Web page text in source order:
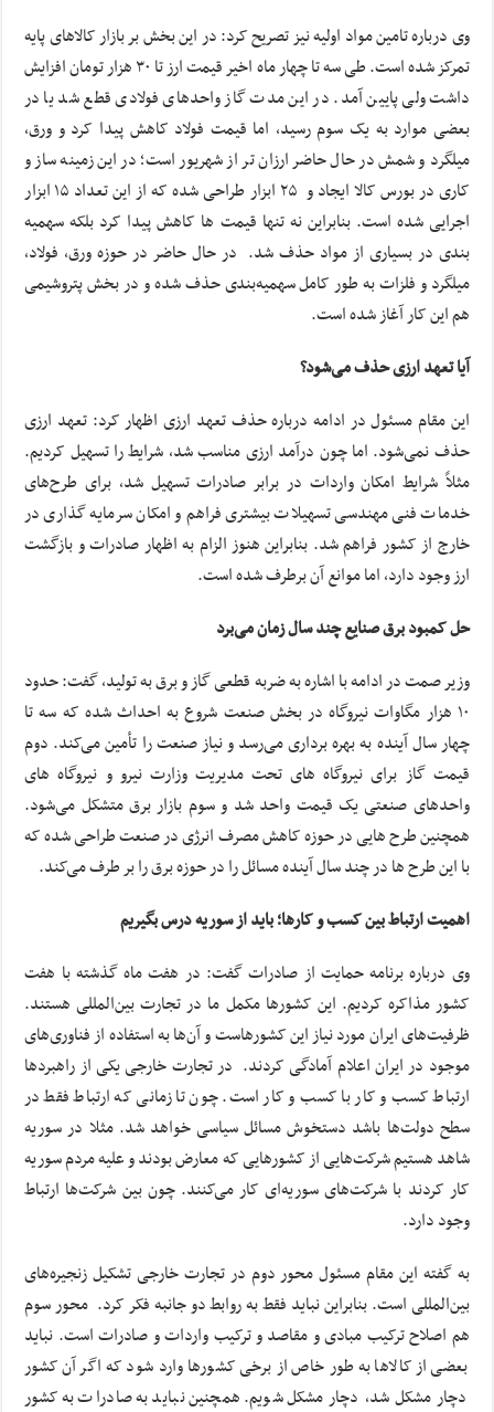
وی درباره تامین مواد اولیه نیز تصریح کرد: در این بخش بر بازار کالاهای پایه
تمرکز شده است. طی سه تا چهار ماه اخیر قیمت ارز تا ۳۰ هزار تومان افزایش
داشت ولی پایین آمد. در این مدت گاز واحدهای فولادی قطع شد یا در
بعضی موارد به یک سوم رسید، اما قیمت فولاد کاهش پیدا کرد و ورق،
میلگرد و شمش در حال حاضر ارزان تر از شهریور است؛ در این زمینه ساز و
کاری در بورس کالا ایجاد و ۲۵ ابزار طراحی شده که از این تعداد ۱۵ ابزار
اجرایی شده است. بنابراین نه تنها قیمت ها کاهش پیدا کرد بلکه سهمیه
بندی در بسیاری از مواد حذف شد. در حال حاضر در حوزه ورق، فولاد،
میلگرد و فلزات به طور کامل سهمیه‌بندی حذف شده و در بخش پتروشیمی
هم این کار آغاز شده است.
آیا تعهد ارزی حذف می‌شود؟
این مقام مسئول در ادامه درباره حذف تعهد ارزی اظهار کرد: تعهد ارزی
حذف نمی‌شود. اما چون درآمد ارزی مناسب شد، شرایط را تسهیل کردیم.
مثلاً شرایط امکان واردات در برابر صادرات تسهیل شد، برای طرح‌های
خدمات فنی مهندسی تسهیلات بیشتری فراهم و امکان سرمایه گذاری در
خارج از کشور فراهم شد. بنابراین هنوز الزام به اظهار صادرات و بازگشت
ارز وجود دارد، اما موانع آن برطرف شده است.
حل کمبود برق صنایع چند سال زمان می‌برد
وزیر صمت در ادامه با اشاره به ضربه قطعی گاز و برق به تولید، گفت: حدود
۱۰ هزار مگاوات نیروگاه در بخش صنعت شروع به احداث شده که سه تا
چهار سال آینده به بهره برداری می‌رسد و نیاز صنعت را تأمین می‌کند. دوم
قیمت گاز برای نیروگاه های تحت مدیریت وزارت نیرو و نیروگاه های
واحدهای صنعتی یک قیمت واحد شد و سوم بازار برق متشکل می‌شود.
همچنین طرح هایی در حوزه کاهش مصرف انرژی در صنعت طراحی شده که
با این طرح ها در چند سال آینده مسائل را در حوزه برق را بر طرف می‌کند.
اهمیت ارتباط بین کسب و کارها؛ باید از سوریه درس بگیریم
وی درباره برنامه حمایت از صادرات گفت: در هفت ماه گذشته با هفت
کشور مذاکره کردیم. این کشورها مکمل ما در تجارت بین‌المللی هستند.
ظرفیت‌های ایران مورد نیاز این کشورهاست و آن‌ها به استفاده از فناوری‌های
موجود در ایران اعلام آمادگی کردند. در تجارت خارجی یکی از راهبردها
ارتباط کسب و کار با کسب و کار است. چون تا زمانی که ارتباط فقط در
سطح دولت‌ها باشد دستخوش مسائل سیاسی خواهد شد. مثلا در سوریه
شاهد هستیم شرکت‌هایی از کشورهایی که معارض بودند و علیه مردم سوریه
کار کردند با شرکت‌های سوریه‌ای کار می‌کنند. چون بین شرکت‌ها ارتباط
وجود دارد.
به گفته این مقام مسئول محور دوم در تجارت خارجی تشکیل زنجیره‌های
بین‌المللی است. بنابراین نباید فقط به روابط دو جانبه فکر کرد. محور سوم
هم اصلاح ترکیب مبادی و مقاصد و ترکیب واردات و صادرات است. نباید
بعضی از کالاها به طور خاص از برخی کشورها وارد شود که اگر آن کشور
دچار مشکل شد، دچار مشکل شویم. همچنین نباید به صادرات به کشور